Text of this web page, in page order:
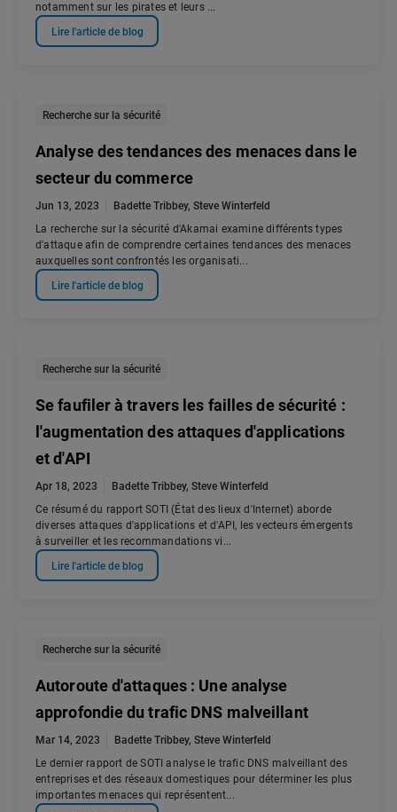
notamment sur les pirates et leurs ...
Lire l'article de blog
Recherche sur la sécurité
Analyse des tendances des menaces dans le
secteur du commerce
Jun 13, 2023 Badette Tribbey, Steve Winterfeld
La recherche sur la sécurité d'Akamai examine différents types
d'attaque afin de comprendre certaines tendances des menaces
auxquelles sont confrontés les organisati...
Lire l'article de blog
Recherche sur la sécurité
Se faufiler à travers les failles de sécurité :
l'augmentation des attaques d'applications
et d'API
Apr 18, 2023 Badette Tribbey, Steve Winterfeld
Ce résumé du rapport SOTI (État des lieux d'Internet) aborde
diverses attaques d'applications et d'API, les vecteurs émergents
à surveiller et les recommandations vi...
Lire l'article de blog
Recherche sur la sécurité
Autoroute d'attaques : Une analyse
approfondie du trafic DNS malveillant
Mar 14, 2023 Badette Tribbey, Steve Winterfeld
Le dernier rapport de SOTI analyse le trafic DNS malveillant des
entreprises et des réseaux domestiques pour déterminer les plus
importantes menaces qui représentent...